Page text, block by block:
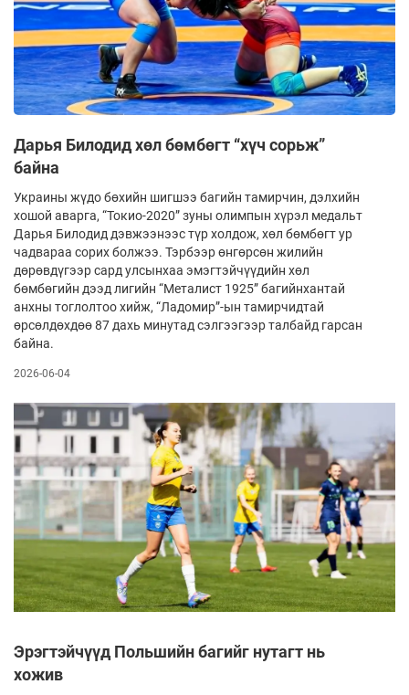
Дарья Билодид хөл бөмбөгт “хүч сорьж”
байна
Украины жүдо бөхийн шигшээ багийн тамирчин, дэлхийн
хошой аварга, “Токио-2020” зуны олимпын хүрэл медальт
Дарья Билодид дэвжээнээс түр холдож, хөл бөмбөгт ур
чадвараа сорих болжээ. Тэрбээр өнгөрсөн жилийн
дөрөвдүгээр сард улсынхаа эмэгтэйчүүдийн хөл
бөмбөгийн дээд лигийн “Металист 1925” багийнхантай
анхны тоглолтоо хийж, “Ладомир”-ын тамирчидтай
өрсөлдөхдөө 87 дахь минутад сэлгээгээр талбайд гарсан
байна.
2026-06-04
Эрэгтэйчүүд Польшийн багийг нутагт нь
хожив